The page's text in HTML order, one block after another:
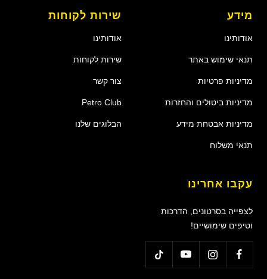
מידע
אודותינו
תנאי שימוש באתר
מדיניות פרטיות
מדיניות ביטולים והחזרות
מדיניות אבטחת מידע
תנאי משלוח
שירות לקוחות
אודותינו
שירות לקוחות
צור קשר
Petro Club
הבלוגים שלנו
עקבו אחרינו
לצפייה בסרטונים, הדרכות
וטיפים שימושיים!